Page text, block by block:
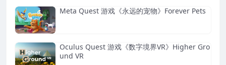
Meta Quest 游戏《永远的宠物》Forever Pets
Oculus Quest 游戏《数字境界VR》Higher Gro
und VR